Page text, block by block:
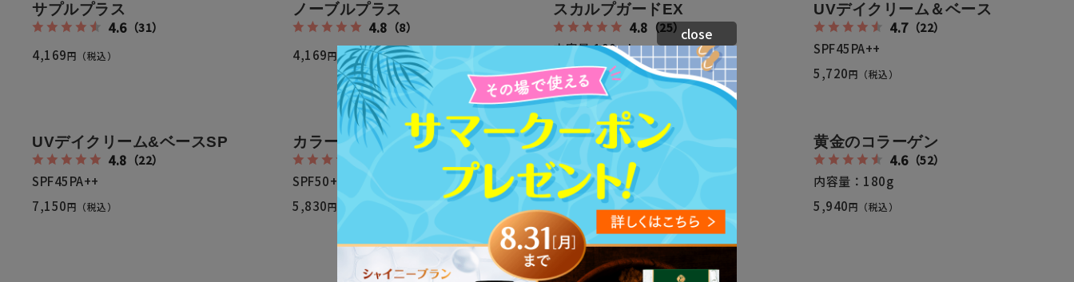
サプルプラス
4.6（31）
4,169円（税込）
ノーブルプラス
4.8 （8）
4,169円（税込）
スカルプガードEX
4.8 （25）
内容量:190mL
4,950 円（税込）
UVデイクリーム＆ベース
4.7（22）
SPF45PA++
5,720円（税込）
UVデイクリーム&ベースSP
4.8 （22）
SPF45PA++
7,150円（税込）
カラーUV&ベース
SPF50+PA+++
5,830円（税込）
カラーUV&ベース45g
4.8
SPF50+PA+++
7,700
円（税込）
黄金のコラーゲン
4.6（52）
内容量：180g
5,940円（税込）
close